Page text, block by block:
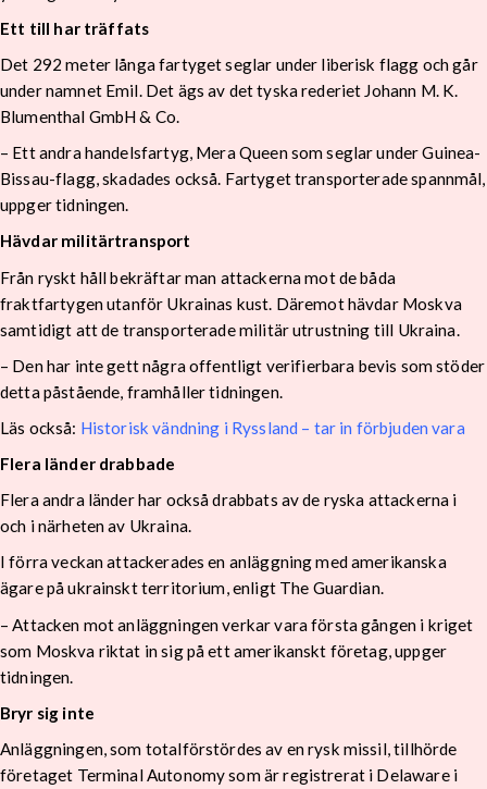
Ett till har träffats
Det 292 meter långa fartyget seglar under liberisk flagg och går
under namnet Emil. Det ägs av det tyska rederiet Johann M. K.
Blumenthal GmbH & Co.
– Ett andra handelsfartyg, Mera Queen som seglar under Guinea-
Bissau-flagg, skadades också. Fartyget transporterade spannmål,
uppger tidningen.
Hävdar militärtransport
Från ryskt håll bekräftar man attackerna mot de båda
fraktfartygen utanför Ukrainas kust. Däremot hävdar Moskva
samtidigt att de transporterade militär utrustning till Ukraina.
– Den har inte gett några offentligt verifierbara bevis som stöder
detta påstående, framhåller tidningen.
Läs också: Historisk vändning i Ryssland – tar in förbjuden vara
Flera länder drabbade
Flera andra länder har också drabbats av de ryska attackerna i
och i närheten av Ukraina.
I förra veckan attackerades en anläggning med amerikanska
ägare på ukrainskt territorium, enligt The Guardian.
– Attacken mot anläggningen verkar vara första gången i kriget
som Moskva riktat in sig på ett amerikanskt företag, uppger
tidningen.
Bryr sig inte
Anläggningen, som totalförstördes av en rysk missil, tillhörde
företaget Terminal Autonomy som är registrerat i Delaware i